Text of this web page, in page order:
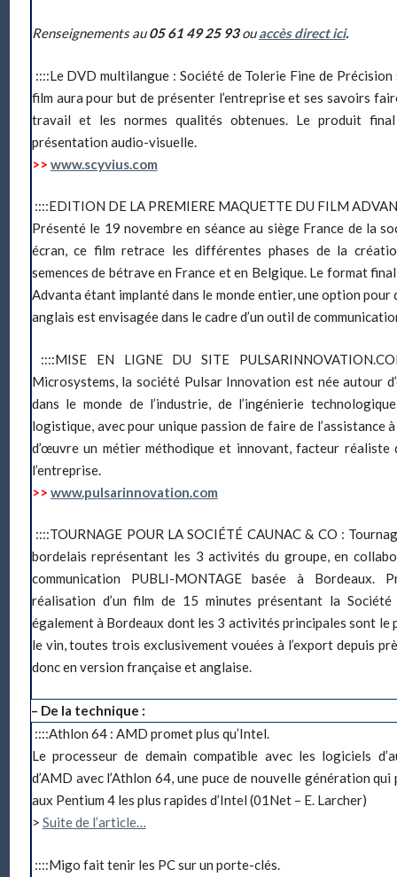
Renseignements au05 61 49 25 93ouaccès direct ici.
::::Le DVD multilangue : Société de Tolerie Fine de Précision
film aura pour but de présenter l’entreprise et ses savoirs
travail et les normes qualités obtenues. Le produit
présentation audio-visuelle.
>> www.scyvius.com
::::EDITION DE LA PREMIERE MAQUETTE DU FILM
Présenté le 19 novembre en séance au siège France de la
écran, ce film retrace les différentes phases de la
semences de bétrave en France et en Belgique. Le format
Advanta étant implanté dans le monde entier, une option
anglais est envisagée dans le cadre d’un outil de
::::MISE EN LIGNE DU SITE
Microsystems, la société Pulsar Innovation est née autour
dans le monde de l’industrie, de l’ingénierie
logistique, avec pour unique passion de faire de l’assistance
d’œuvre un métier méthodique et innovant, facteur réaliste
l’entreprise.
>> www.pulsarinnovation.com
::::TOURNAGE POUR LA SOCIÉTÉ CAUNAC & CO :
bordelais représentant les 3 activités du groupe, en
communication PUBLI-MONTAGE basée à Bordeaux.
réalisation d’un film de 15 minutes présentant la Société
également à Bordeaux dont les 3 activités principales sont le
le vin, toutes trois exclusivement vouées à l’export depuis
donc en version française et anglaise.
– De la technique :
::::Athlon 64 : AMD promet plus qu’Intel.
Le processeur de demain compatible avec les logiciels
d’AMD avec l’Athlon 64, une puce de nouvelle génération
aux Pentium 4 les plus rapides d’Intel (01Net – E. Larcher)
> Suite de l’article…
::::Migo fait tenir les PC sur un porte-clés.